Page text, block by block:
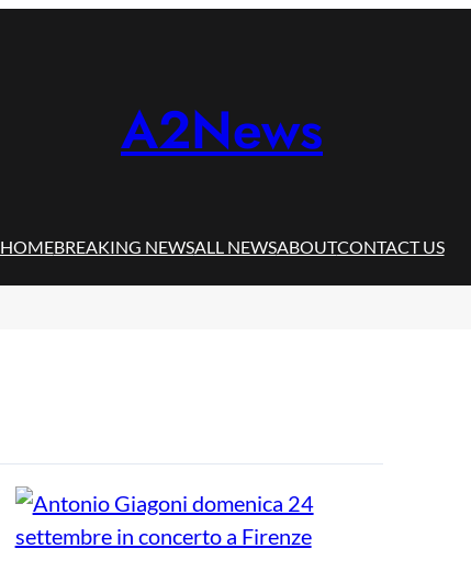
A2News
HOMEBREAKING NEWSALL NEWSABOUTCONTACT US